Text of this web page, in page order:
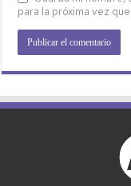
para la próxima vez